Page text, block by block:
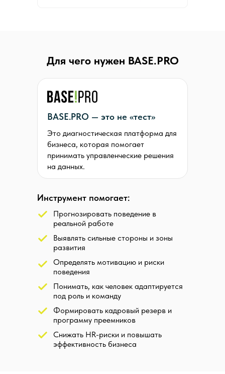
Для чего нужен BASE.PRO
Это диагностическая платформа для
бизнеса, которая помогает
принимать управленческие решения
на данных.
BASE.PRO — это не «тест»
Снижать HR-риски и повышать
эффективность бизнеса
Формировать кадровый резерв и
программу преемников
Понимать, как человек адаптируется
под роль и команду
Определять мотивацию и риски
поведения
Выявлять сильные стороны и зоны
развития
Прогнозировать поведение в
реальной работе
Инструмент помогает: